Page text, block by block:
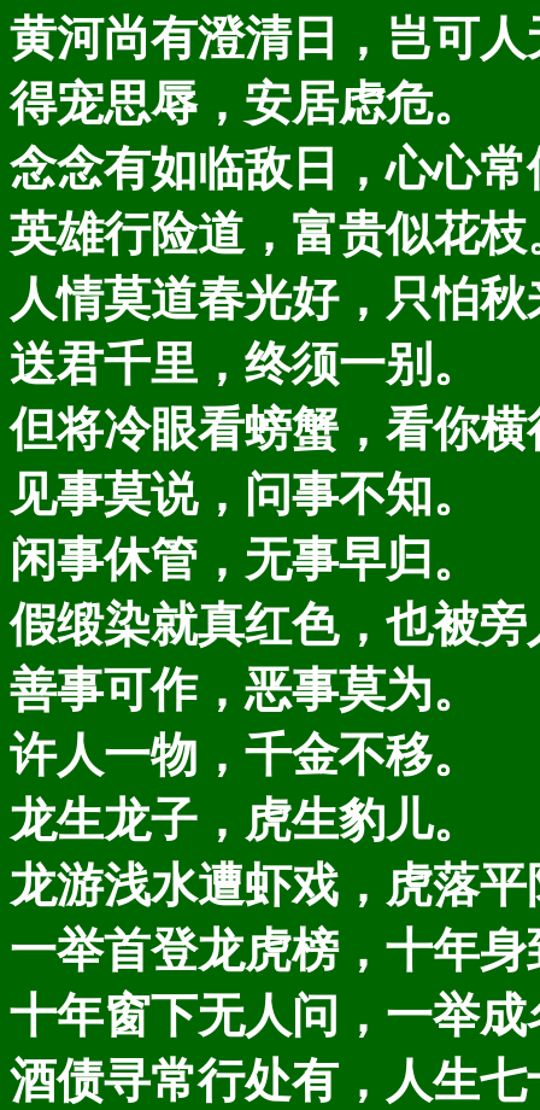
黄河尚有澄清日，岂可
得宠思辱，安居虑危。
念念有如临敌日，心心
英雄行险道，富贵似花枝
人情莫道春光好，只怕
送君千里，终须一别。
但将冷眼看螃蟹，看你
见事莫说，问事不知。
闲事休管，无事早归。
假缎染就真红色，也被
善事可作，恶事莫为。
许人一物，千金不移。
龙生龙子，虎生豹儿。
龙游浅水遭虾戏，虎落
一举首登龙虎榜，十年
十年窗下无人问，一举
酒债寻常行处有，人生